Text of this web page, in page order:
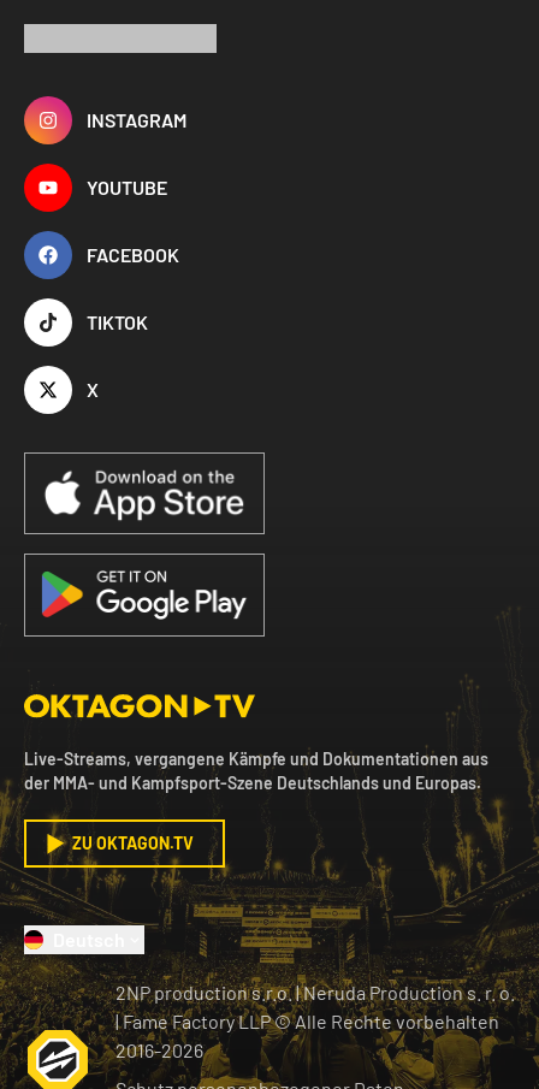
INSTAGRAM
YOUTUBE
FACEBOOK
TIKTOK
X
Live-Streams, vergangene Kämpfe und Dokumentationen aus
der MMA- und Kampfsport-Szene Deutschlands und Europas.
ZU OKTAGON.TV
2NP production s.r.o.|Neruda Production s. r. o.
| Fame Factory LLP © Alle Rechte vorbehalten
2016-2026